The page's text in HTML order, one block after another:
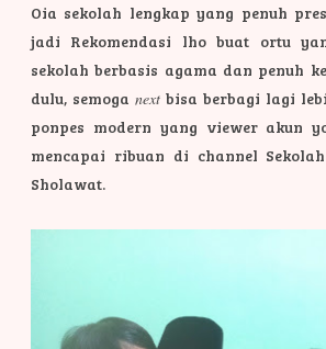
Oia sekolah lengkap yang penuh
jadi Rekomendasi lho buat ortu
sekolah berbasis agama dan penuh
dulu, semoga next bisa berbagi lagi
ponpes modern yang viewer akun
mencapai ribuan di channel
Sholawat.